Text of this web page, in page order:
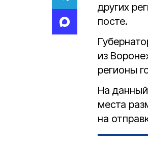
других
посте.
из
регионы
На
места
на